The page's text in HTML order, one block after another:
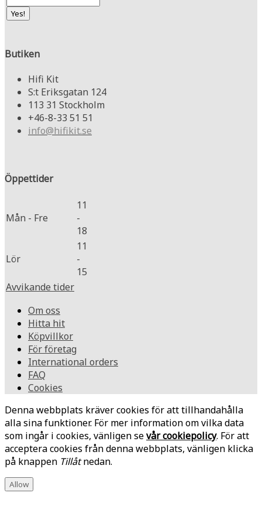
Butiken
Hifi Kit
S:t Eriksgatan 124
113 31 Stockholm
+46-8-33 51 51
info@hifikit.se
Öppettider
Mån - Fre
11
-
18
Lör
11
-
15
Avvikande tider
Om oss
Hitta hit
Köpvillkor
För företag
International orders
FAQ
Cookies
Denna webbplats kräver cookies för att tillhandahålla
alla sina funktioner. För mer information om vilka data
som ingår i cookies, vänligen sevår cookiepolicy. För att
acceptera cookies från denna webbplats, vänligen klicka
på knappen Tillåtnedan.
Allow